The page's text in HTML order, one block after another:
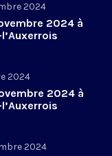
2024
2024 à
2024
2024 à
2024